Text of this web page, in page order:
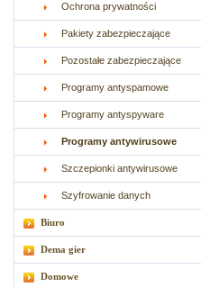
Ochrona prywatności
Pakiety zabezpieczające
Pozostałe zabezpieczające
Programy antyspamowe
Programy antyspyware
Programy antywirusowe
Szczepionki antywirusowe
Szyfrowanie danych
Biuro
Dema gier
Domowe